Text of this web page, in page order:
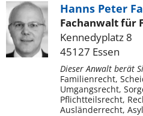
Hanns Peter
Fachanwalt für
Kennedyplatz 8
45127 Essen
Dieser Anwalt berät
Familienrecht,
Umgangsrecht,
Pflichtteilsrecht,
Ausländerrecht,